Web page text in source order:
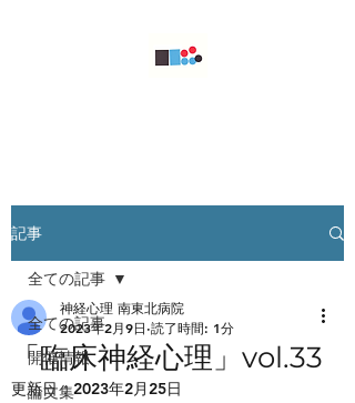
記事
全ての記事
開催情報
論文集
全ての記事
「臨床神経心理」vol.33
神経心理 南東北病院
2023年2月9日 読了時間: 1分
更新日：2023年2月25日